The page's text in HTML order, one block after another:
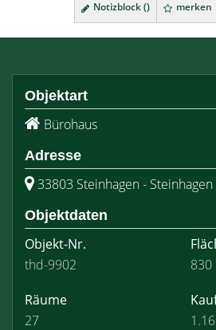
Notizblock () merken
Objektart
Bürohaus
Adresse
33803 Steinhagen - Steinhagen
Objektdaten
Objekt-Nr.
thd-9902
830
Räume
27